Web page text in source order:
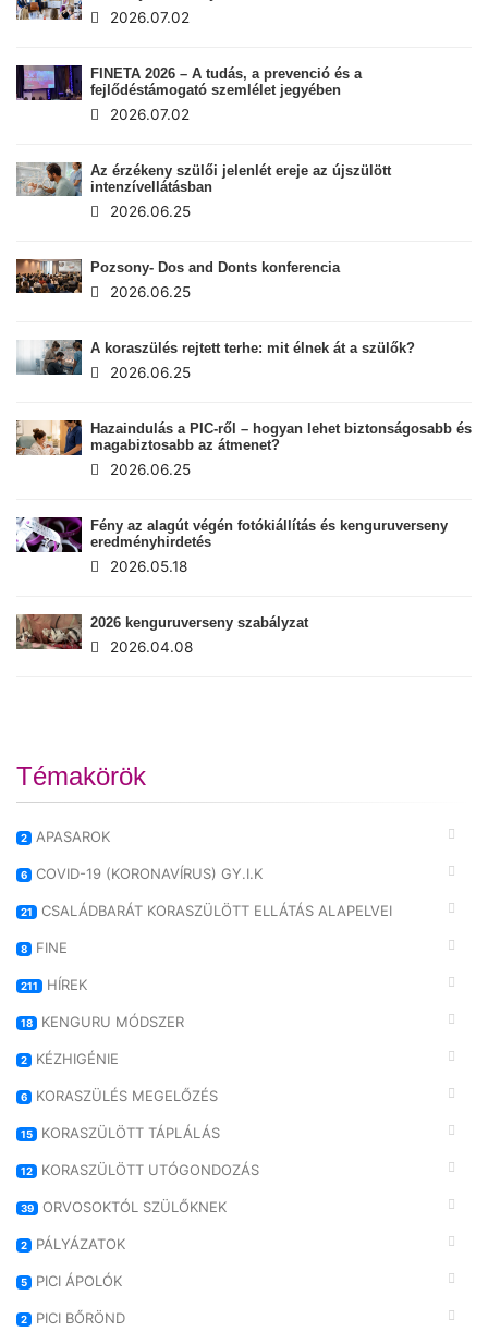
2026.07.02
FINETA 2026 – A tudás, a prevenció és a
fejlődéstámogató szemlélet jegyében
2026.07.02
Az érzékeny szülői jelenlét ereje az újszülött
intenzívellátásban
2026.06.25
Pozsony- Dos and Donts konferencia
2026.06.25
A koraszülés rejtett terhe: mit élnek át a szülők?
2026.06.25
Hazaindulás a PIC-ről – hogyan lehet biztonságosabb és
magabiztosabb az átmenet?
2026.06.25
Fény az alagút végén fotókiállítás és kenguruverseny
eredményhirdetés
2026.05.18
2026 kenguruverseny szabályzat
2026.04.08
Témakörök
2 APASAROK
6 COVID-19 (KORONAVÍRUS) GY.I.K
21 CSALÁDBARÁT KORASZÜLÖTT ELLÁTÁS ALAPELVEI
8 FINE
211 HÍREK
18 KENGURU MÓDSZER
2 KÉZHIGÉNIE
6 KORASZÜLÉS MEGELŐZÉS
15 KORASZÜLÖTT TÁPLÁLÁS
12 KORASZÜLÖTT UTÓGONDOZÁS
39 ORVOSOKTÓL SZÜLŐKNEK
2 PÁLYÁZATOK
5 PICI ÁPOLÓK
2 PICI BŐRÖND